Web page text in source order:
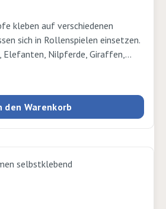
kleben auf verschiedenen
sich in Rollenspielen einsetzen.
Elefanten, Nilpferde, Giraffen,
den Warenkorb